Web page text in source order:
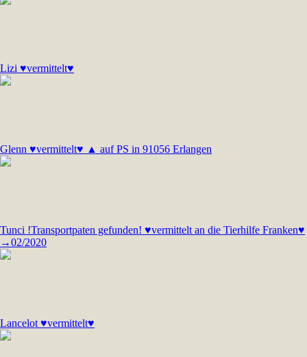
Lizi ♥vermittelt♥
Glenn ♥vermittelt♥ ▲ auf PS in 91056 Erlangen
Tunci !Transportpaten gefunden! ♥vermittelt an die Tierhilfe Franken♥
→02/2020
Lancelot ♥vermittelt♥